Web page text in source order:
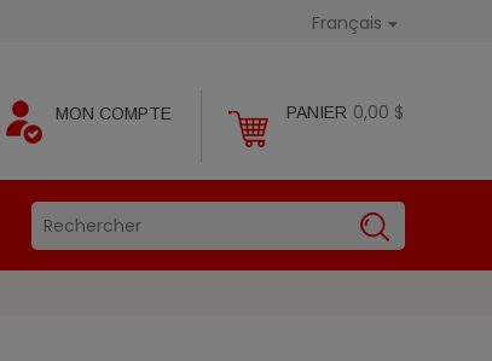
Français 
PANIER 0,00 $
MON COMPTE